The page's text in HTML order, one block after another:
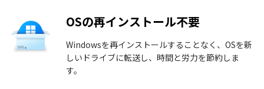
OSの再インストール不要
Windowsを再インストールすることなく、OSを新
しいドライブに転送し、時間と労力を節約しま
す。